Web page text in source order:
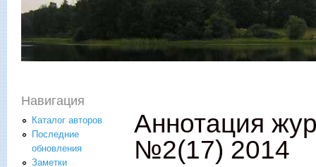
Аннотация
№2(17) 2014
Навигация
Каталог авторов
Последние
обновления
Заметки